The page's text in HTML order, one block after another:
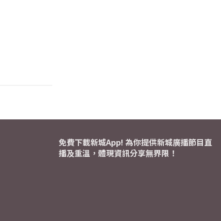
免費下載新城App! 為你提供新城廣播節目直
播及重溫，體現資訊分享無界限！